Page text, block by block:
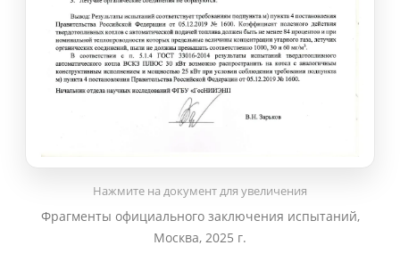
Нажмите на документ для увеличения
Фрагменты официального заключения испытаний,
Москва, 2025 г.